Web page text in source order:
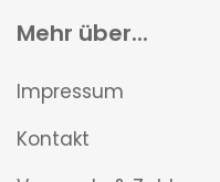
Mehr über...
Impressum
Kontakt